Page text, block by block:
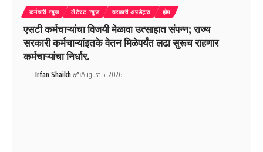
कर्मचारी न्युज लेटेस्ट न्युज सरकारी अपडेट्स होम
एसटी कर्मचाऱ्यांचा विजयी मेळावा उत्साहात संपन्न; राज्य
सरकारी कर्मचाऱ्यांइतके वेतन मिळेपर्यंत लढा सुरूच राहणार
कर्मचाऱ्यांचा निर्धार.
Irfan Shaikh ✅ August 5, 2026